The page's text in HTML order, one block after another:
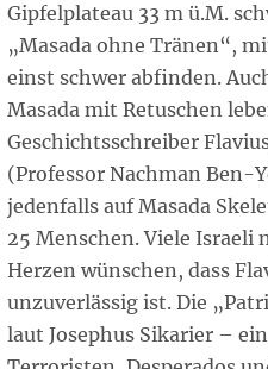
Gipfelplateau 33 m ü.M.
„Masada ohne Tränen“,
einst schwer abfinden.
Masada mit Retuschen
Geschichtsschreiber
(Professor Nachman Ben-
jedenfalls auf Masada
25 Menschen. Viele Israeli
Herzen wünschen, dass
unzuverlässig ist. Die
laut Josephus Sikarier –